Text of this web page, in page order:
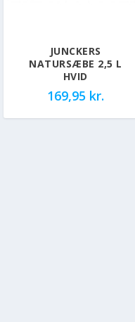
JUNCKERS
NATURSÆBE 2,5 L
HVID
169,95 kr.